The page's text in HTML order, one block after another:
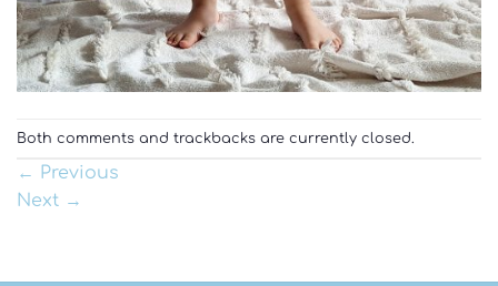
Both comments and trackbacks are currently closed.
←
Previous
Next →